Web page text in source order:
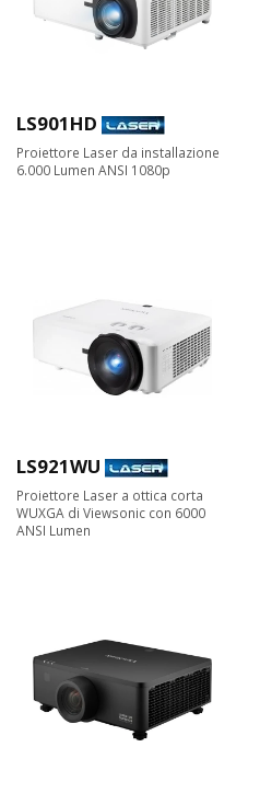
LS901HD
Proiettore Laser da installazione
6.000 Lumen ANSI 1080p
LS921WU
Proiettore Laser a ottica corta
WUXGA di Viewsonic con 6000
ANSI Lumen